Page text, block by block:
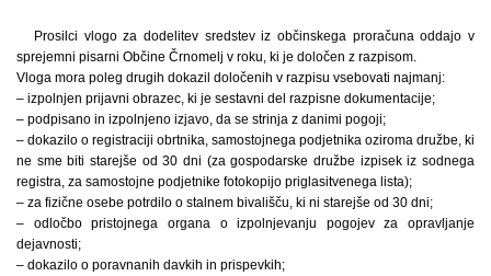
Prosilci vlogo za dodelitev sredstev iz občinskega proračuna oddajo v
sprejemni pisarni Občine Črnomelj v roku, ki je določen z razpisom.
Vloga mora poleg drugih dokazil določenih v razpisu vsebovati najmanj:
– izpolnjen prijavni obrazec, ki je sestavni del razpisne dokumentacije;
– podpisano in izpolnjeno izjavo, da se strinja z danimi pogoji;
– dokazilo o registraciji obrtnika, samostojnega podjetnika oziroma družbe, ki
ne sme biti starejše od 30 dni (za gospodarske družbe izpisek iz sodnega
registra, za samostojne podjetnike fotokopijo priglasitvenega lista);
– za fizične osebe potrdilo o stalnem bivališču, ki ni starejše od 30 dni;
– odločbo pristojnega organa o izpolnjevanju pogojev za opravljanje
dejavnosti;
– dokazilo o poravnanih davkih in prispevkih;